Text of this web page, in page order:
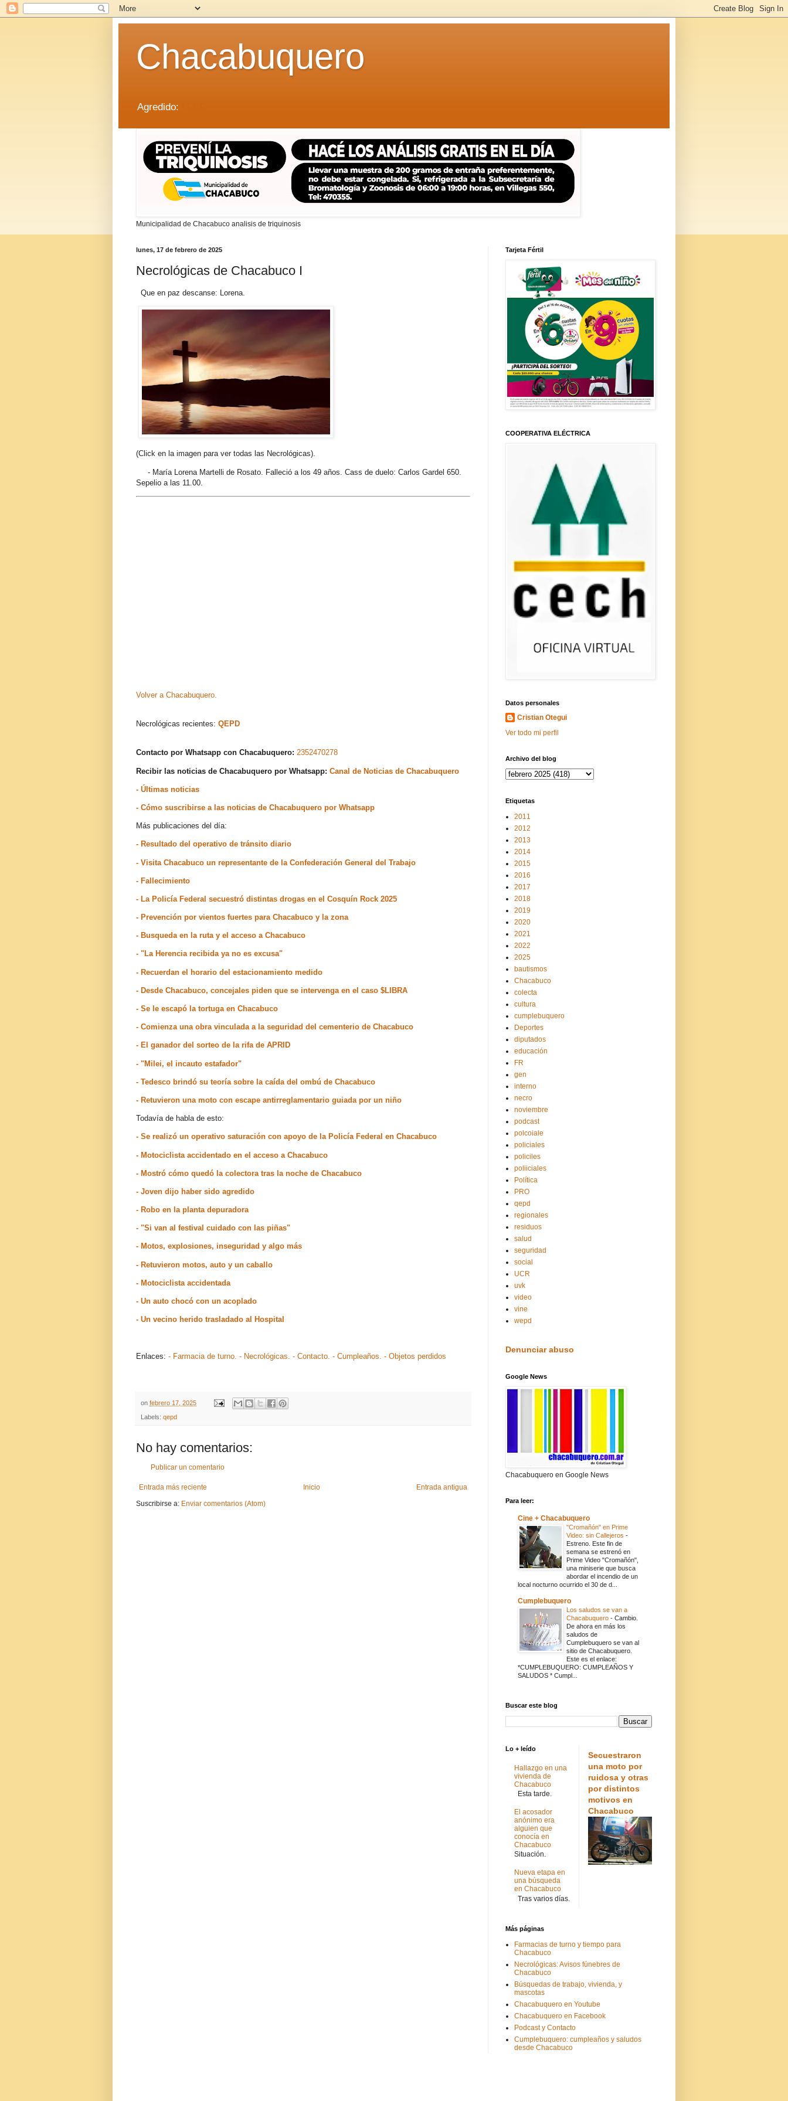
Chacabuquero
Agredido:
Municipalidad de Chacabuco analisis de triquinosis
lunes, 17 de febrero de 2025
Necrológicas de Chacabuco I
Que en paz descanse: Lorena.
(Click en la imagen para ver todas las Necrológicas).
- María Lorena Martelli de Rosato. Falleció a los 49 años. Cass de duelo: Carlos Gardel 650.
Sepelio a las 11.00.
Volver a Chacabuquero.
Necrológicas recientes: QEPD
Contacto por Whatsapp con Chacabuquero: 2352470278
Recibir las noticias de Chacabuquero por Whatsapp: Canal de Noticias de Chacabuquero
- Últimas noticias
- Cómo suscribirse a las noticias de Chacabuquero por Whatsapp
Más publicaciones del día:
- Resultado del operativo de tránsito diario
- Visita Chacabuco un representante de la Confederación General del Trabajo
- Fallecimiento
- La Policía Federal secuestró distintas drogas en el Cosquín Rock 2025
- Prevención por vientos fuertes para Chacabuco y la zona
- Busqueda en la ruta y el acceso a Chacabuco
- "La Herencia recibida ya no es excusa"
- Recuerdan el horario del estacionamiento medido
- Desde Chacabuco, concejales piden que se intervenga en el caso $LIBRA
- Se le escapó la tortuga en Chacabuco
- Comienza una obra vinculada a la seguridad del cementerio de Chacabuco
- El ganador del sorteo de la rifa de APRID
- "Milei, el incauto estafador"
- Tedesco brindó su teoría sobre la caída del ombú de Chacabuco
- Retuvieron una moto con escape antirreglamentario guiada por un niño
Todavía de habla de esto:
- Se realizó un operativo saturación con apoyo de la Policía Federal en Chacabuco
- Motociclista accidentado en el acceso a Chacabuco
- Mostró cómo quedó la colectora tras la noche de Chacabuco
- Joven dijo haber sido agredido
- Robo en la planta depuradora
- "Si van al festival cuidado con las piñas"
- Motos, explosiones, inseguridad y algo más
- Retuvieron motos, auto y un caballo
- Motociclista accidentada
- Un auto chocó con un acoplado
- Un vecino herido trasladado al Hospital
Enlaces: - Farmacia de turno. - Necrológicas. - Contacto. - Cumpleaños. - Objetos perdidos
on febrero 17, 2025
Labels: qepd
No hay comentarios:
Publicar un comentario
Entrada más reciente Entrada antigua
Inicio
Suscribirse a: Enviar comentarios (Atom)
Tarjeta Fértil
COOPERATIVA ELÉCTRICA
Datos personales
Cristian Otegui
Ver todo mi perfil
Archivo del blog
Etiquetas
2011
2012
2013
2014
2015
2016
2017
2018
2019
2020
2021
2022
2025
bautismos
Chacabuco
colecta
cultura
cumplebuquero
Deportes
diputados
educación
FR
gen
interno
necro
noviembre
podcast
polcoiale
policiales
policiles
poliiciales
Política
PRO
qepd
regionales
residuos
salud
seguridad
social
UCR
uvk
video
vine
wepd
Denunciar abuso
Google News
Chacabuquero en Google News
Para leer:
Cine + Chacabuquero
"Cromañón" en Prime
Video: sin Callejeros -
Estreno. Este fin de
semana se estrenó en
Prime Video "Cromañón",
una miniserie que busca
abordar el incendio de un
local nocturno ocurrido el 30 de d...
Cumplebuquero
Los saludos se van a
Chacabuquero - Cambio.
De ahora en más los
saludos de
Cumplebuquero se van al
sitio de Chacabuquero.
Este es el enlace:
*CUMPLEBUQUERO: CUMPLEAÑOS Y
SALUDOS * Cumpl...
Buscar este blog
Lo + leído
Hallazgo en una
vivienda de
Chacabuco
Esta tarde.
El acosador
anónimo era
alguien que
conocía en
Chacabuco
Situación.
Nueva etapa en
una búsqueda
en Chacabuco
Tras varios días.
Secuestraron
una moto por
ruidosa y otras
por distintos
motivos en
Chacabuco
Más páginas
Farmacias de turno y tiempo para
Chacabuco
Necrológicas: Avisos fúnebres de
Chacabuco
Búsquedas de trabajo, vivienda, y
mascotas
Chacabuquero en Youtube
Chacabuquero en Facebook
Podcast y Contacto
Cumplebuquero: cumpleaños y saludos
desde Chacabuco